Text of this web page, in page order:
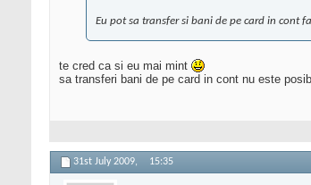
Eu pot sa transfer si bani de pe card in cont
te cred ca si eu mai mint
sa transferi bani de pe card in cont nu este
31st July 2009, 15:35